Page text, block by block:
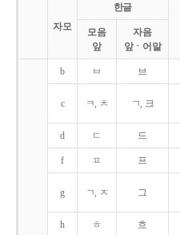
자모
한글
모음
앞
자음
앞ㆍ어말
b ㅂ 브
c ㅋ, ㅊ ㄱ, 크
d ㄷ 드
f ㅍ 프
g ㄱ, ㅈ 그
h ㅎ 흐